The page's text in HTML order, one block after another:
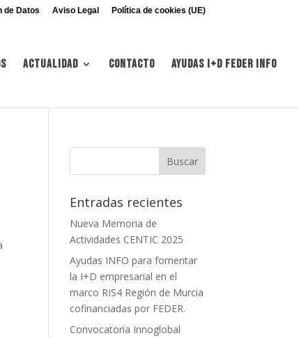
de Datos Aviso Legal Política de cookies (UE)
Actualidad Contacto Ayudas I+d FEDER INFO
Entradas recientes
Nueva Memoria de
Actividades CENTIC 2025
Ayudas INFO para fomentar
la I+D empresarial en el
marco RIS4 Región de Murcia
cofinanciadas por FEDER.
Convocatoria Innoglobal